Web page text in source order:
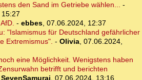
den Sand im Getriebe wählen... -
- ebbes, 07.06.2024, 12:37
"Islamismus für Deutschland gefährlicher
Extremismus". - Olivia, 07.06.2024,
eine Möglichkeit. Wenigstens haben
betrifft und berichten
SevenSamurai, 07.06.2024, 13:16